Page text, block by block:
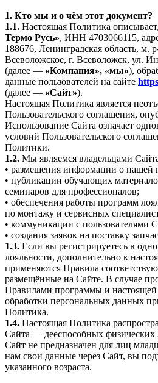
1. Кто мы и о чём этот документ?
1.1. Настоящая Политика
Термо Русь», ИНН 4703066115,
188676, Ленинградская область, м.
Всеволожское, г. Всеволожск, ул.
(далее — «Компания», «мы»),
данные пользователей на сайте
(далее — «Сайт»).
Настоящая Политика является
Пользовательского соглашения,
Использование Сайта означает
условий Пользовательского
Политики.
1.2. Мы являемся владельцами
• размещения информации о нашей
• публикации обучающих
семинаров для профессионалов;
• обеспечения работы программ
по монтажу и сервисных
• коммуникации с пользователями
• создания заявок на поставку
1.3. Если вы регистрируетесь в
лояльности, дополнительно к
применяются Правила
размещённые на Сайте. В случае
Правилами программы и
обработки персональных данных
Политика.
1.4. Настоящая Политика
Сайта — дееспособных физических
Сайт не предназначен для лиц
нам свои данные через Сайт, вы
указанного возраста.